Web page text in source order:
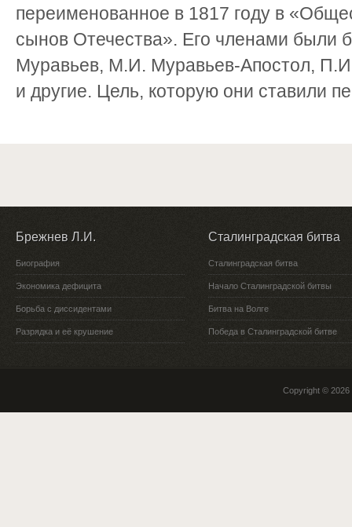
переименованное в 1817 году в
сынов Отечества». Его членами были
Муравьев, М.И. Муравьев-Апостол,
и другие. Цель, которую они ставили
Брежнев Л.И.
Биография
Экономика дефицита
Борьба с диссидентами
Разрядка и её крушение
Сталинградская битва
Сталинградская битва
Начало Сталинградской битвы
Битва на Волге
Победа в Сталинградской битве
Copyright © 2026